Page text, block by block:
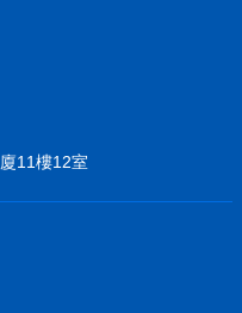
11樓12室